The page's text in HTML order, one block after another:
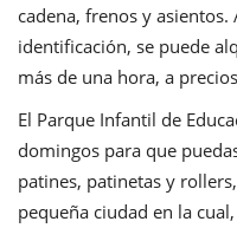
cadena, frenos y
identificación, se puede
más de una hora, a
El Parque Infantil de
domingos para que
patines, patinetas y
pequeña ciudad en la